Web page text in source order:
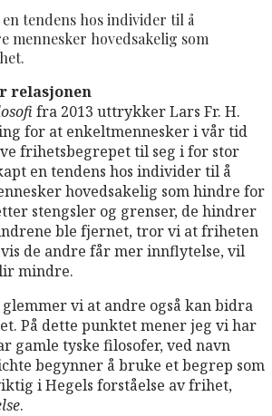
tendens hos individer til å
mennesker hovedsakelig som
relasjonen
fra 2013 uttrykker Lars Fr. H.
for at enkeltmennesker i vår tid
frihetsbegrepet til seg i for stor
en tendens hos individer til å
hovedsakelig som hindre for
stengsler og grenser, de hindrer
ble fjernet, tror vi at friheten
de andre får mer innflytelse, vil
mindre.
vi at andre også kan bidra
På dette punktet mener jeg vi har
gamle tyske filosofer, ved navn
begynner å bruke et begrep som
i Hegels forståelse av frihet,
.